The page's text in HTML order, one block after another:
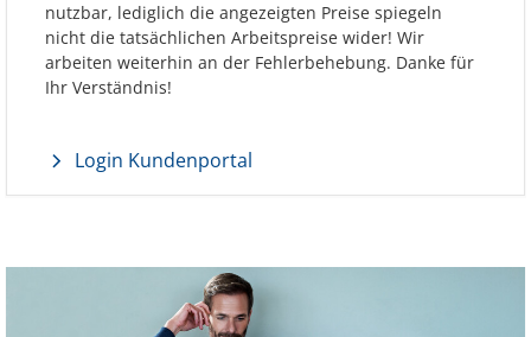
nutzbar, lediglich die angezeigten Preise spiegeln
nicht die tatsächlichen Arbeitspreise wider! Wir
arbeiten weiterhin an der Fehlerbehebung. Danke für
Ihr Verständnis!
Login Kundenportal